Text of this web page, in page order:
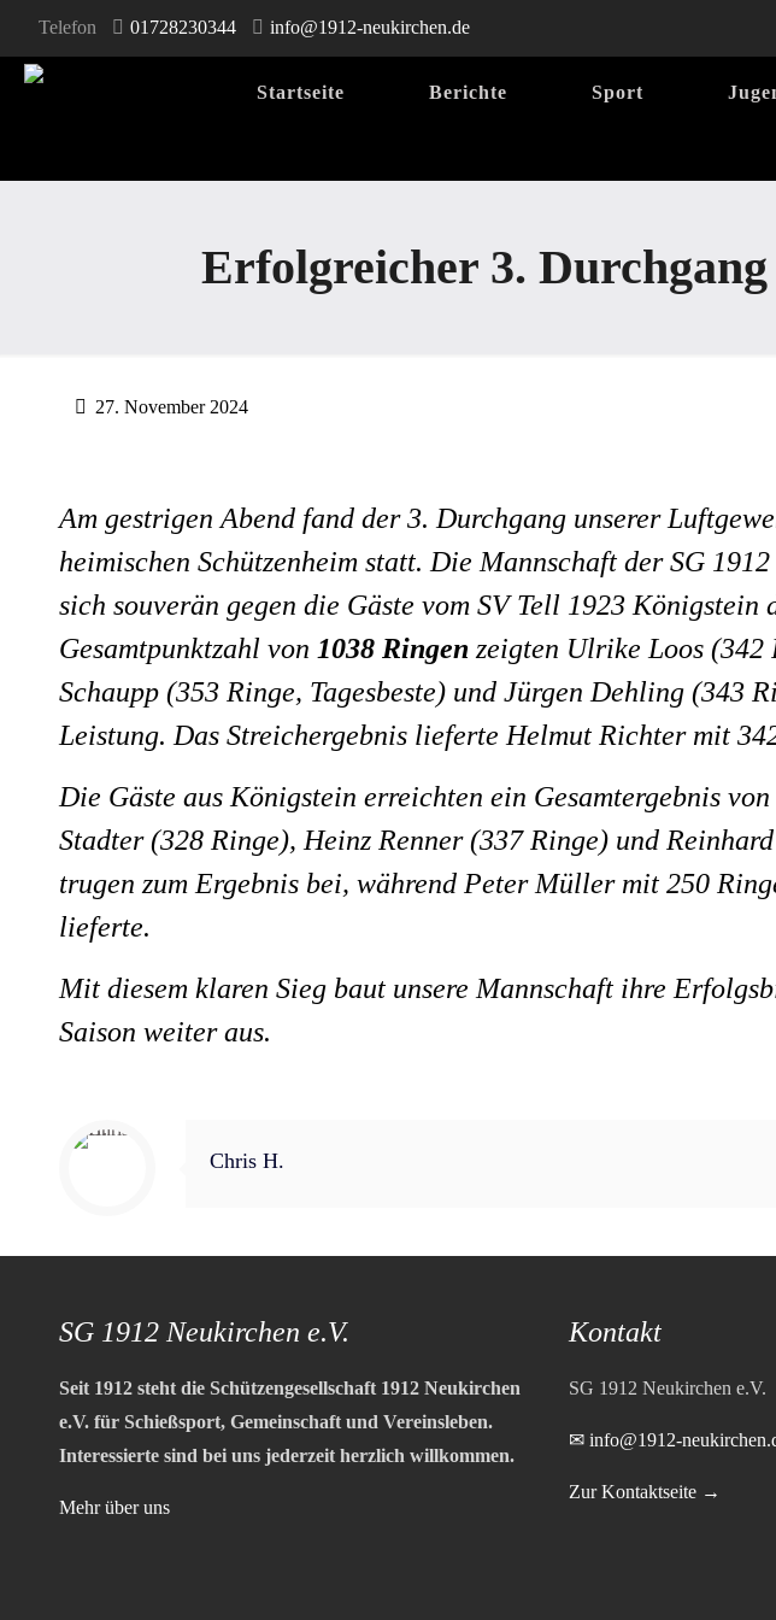
Telefon 01728230344 info@1912-neukirchen.de
Startseite Berichte Sport
Erfolgreicher 3.
27. November 2024
Am gestrigen Abend fand der 3. Durchgang unserer
heimischen Schützenheim statt. Die Mannschaft der SG
sich souverän gegen die Gäste vom SV Tell 1923 Königstein
Gesamtpunktzahl von 1038 Ringen zeigten Ulrike Loos (342
Schaupp (353 Ringe, Tagesbeste) und Jürgen Dehling (343
Leistung. Das Streichergebnis lieferte Helmut Richter mit
Die Gäste aus Königstein erreichten ein Gesamtergebnis von
Stadter (328 Ringe), Heinz Renner (337 Ringe) und
trugen zum Ergebnis bei, während Peter Müller mit 250
lieferte.
Mit diesem klaren Sieg baut unsere Mannschaft ihre
Saison weiter aus.
Chris H.
SG 1912 Neukirchen e.V.
Seit 1912 steht die Schützengesellschaft 1912 Neukirchen
e.V. für Schießsport, Gemeinschaft und Vereinsleben.
Interessierte sind bei uns jederzeit herzlich willkommen.
Mehr über uns
Kontakt
SG 1912 Neukirchen e.V.
✉ info@1912-
Zur Kontaktseite →